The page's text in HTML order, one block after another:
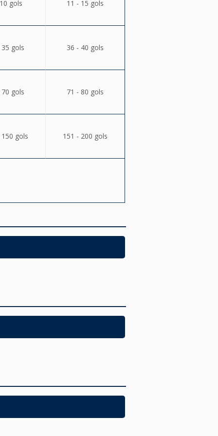
gols 11 - 15 gols
gols 36 - 40 gols
gols 71 - 80 gols
gols 151 - 200 gols